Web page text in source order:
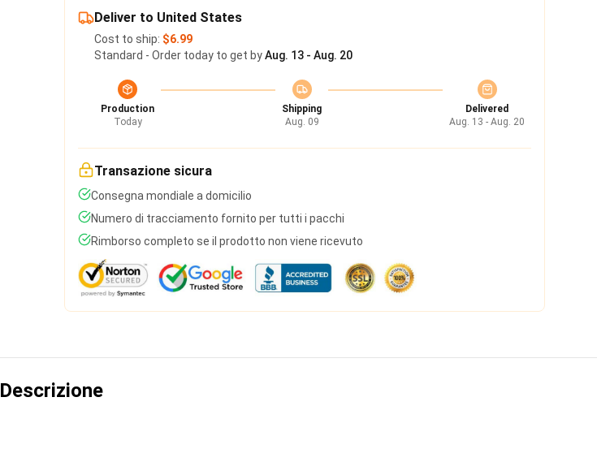
Deliver to United States
Cost to ship: $6.99
Standard - Order today to get byAug. 13 - Aug. 20
Production
Today
Shipping
Aug. 09
Delivered
Aug. 13 - Aug. 20
Transazione sicura
Consegna mondiale a domicilio
Numero di tracciamento fornito per tutti i pacchi
Rimborso completo se il prodotto non viene ricevuto
Descrizione